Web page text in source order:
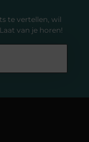
te vertellen, wil
van je horen!